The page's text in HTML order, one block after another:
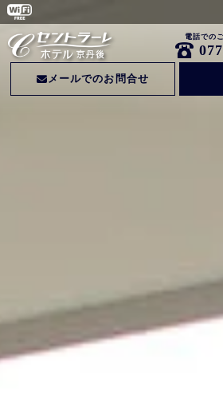
電話での
メールでのお問合せ